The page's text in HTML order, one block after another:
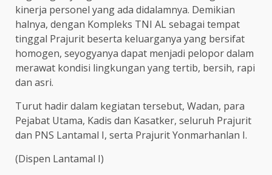
kinerja personel yang ada didalamnya. Demikian
halnya, dengan Kompleks TNI AL sebagai tempat
tinggal Prajurit beserta keluarganya yang bersifat
homogen, seyogyanya dapat menjadi pelopor dalam
merawat kondisi lingkungan yang tertib, bersih, rapi
dan asri.
Turut hadir dalam kegiatan tersebut, Wadan, para
Pejabat Utama, Kadis dan Kasatker, seluruh Prajurit
dan PNS Lantamal I, serta Prajurit Yonmarhanlan I.
(Dispen Lantamal I)